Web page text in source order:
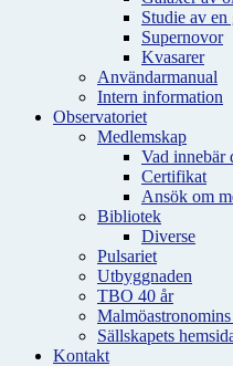
Studie av
Supernovor
Kvasarer
Användarmanual
Intern information
Observatoriet
Medlemskap
Vad innebär
Certifikat
Ansök om
Bibliotek
Diverse
Pulsariet
Utbyggnaden
TBO 40 år
Sällskapets
Kontakt